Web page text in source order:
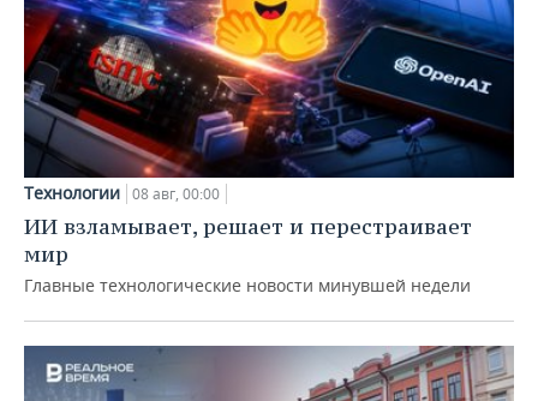
Технологии 08 авг, 00:00
ИИ взламывает, решает и перестраивает
мир
Главные технологические новости минувшей недели